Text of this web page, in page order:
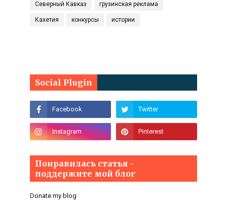
Северный Кавказ грузинская реклама
Кахетия конкурсы истории
Social Plugin
Понравилась статья -
поддержите мой блог
Donate my blog